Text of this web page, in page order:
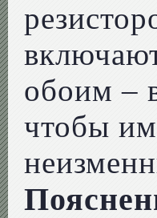
обоим –
чтобы